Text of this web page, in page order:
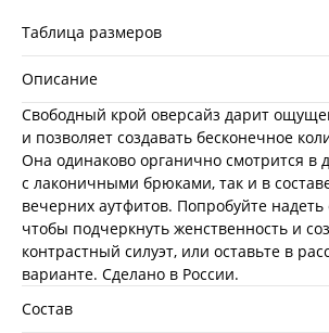
Таблица размеров
Описание
Свободный крой оверсайз дарит
и позволяет создавать бесконечное
Она одинаково органично смотрится в
с лаконичными брюками, так и в
вечерних аутфитов. Попробуйте надеть
чтобы подчеркнуть женственность и
контрастный силуэт, или оставьте в
варианте. Сделано в России.
Состав